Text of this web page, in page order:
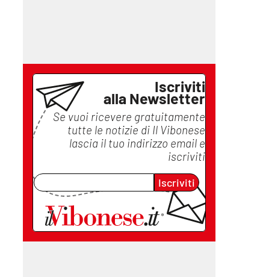
Iscriviti
alla Newsletter
Se vuoi ricevere gratuitamente
tutte le notizie di Il Vibonese
lascia il tuo indirizzo email e
iscriviti
Iscriviti